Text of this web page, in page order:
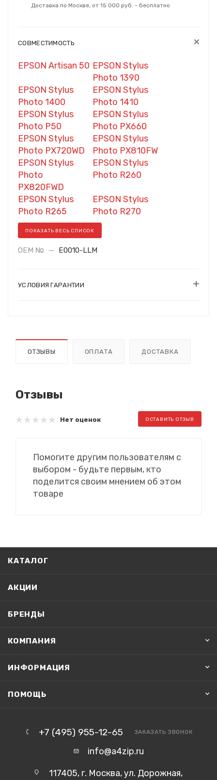
Доставка по Москве, от 15 000 руб. - бесплатно
СОВМЕСТИМОСТЬ
EPSON Artisan 50 EPSON Stylus
Photo 1390
EPSON Stylus
Photo 1400
EPSON Stylus
Photo 1410
EPSON Stylus
Photo P50
EPSON Stylus
Photo PX660
EPSON Stylus
Photo PX720WD
EPSON Stylus
Photo PX810FW
EPSON Stylus
Photo
PX820FWD
EPSON Stylus
Photo R260
EPSON Stylus
Photo R265
EPSON Stylus
Photo R270
ПОКАЗАТЬ ВЕСЬ СПИСОК
OEM № — E0010-LLM
УСЛОВИЯ ГАРАНТИИ
ОТЗЫВЫ ОПЛАТА ДОСТАВКА
Отзывы
Нет оценок ОСТАВИТЬ ОТЗЫВ
Помогите другим пользователям с
выбором - будьте первым, кто
поделится своим мнением об этом
товаре
КАТАЛОГ
АКЦИИ
БРЕНДЫ
КОМПАНИЯ
ИНФОРМАЦИЯ
ПОМОЩЬ
+7 (495) 955-12-65 ЗАКАЗАТЬ ЗВОНОК
info@a4zip.ru
117405, г. Москва, ул. Дорожная,